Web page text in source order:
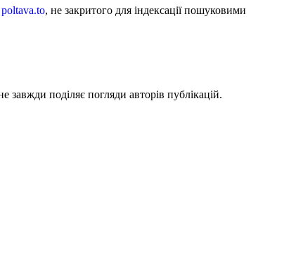
poltava.to, не закритого для індексації пошуковими
завжди поділяє погляди авторів публікацій.